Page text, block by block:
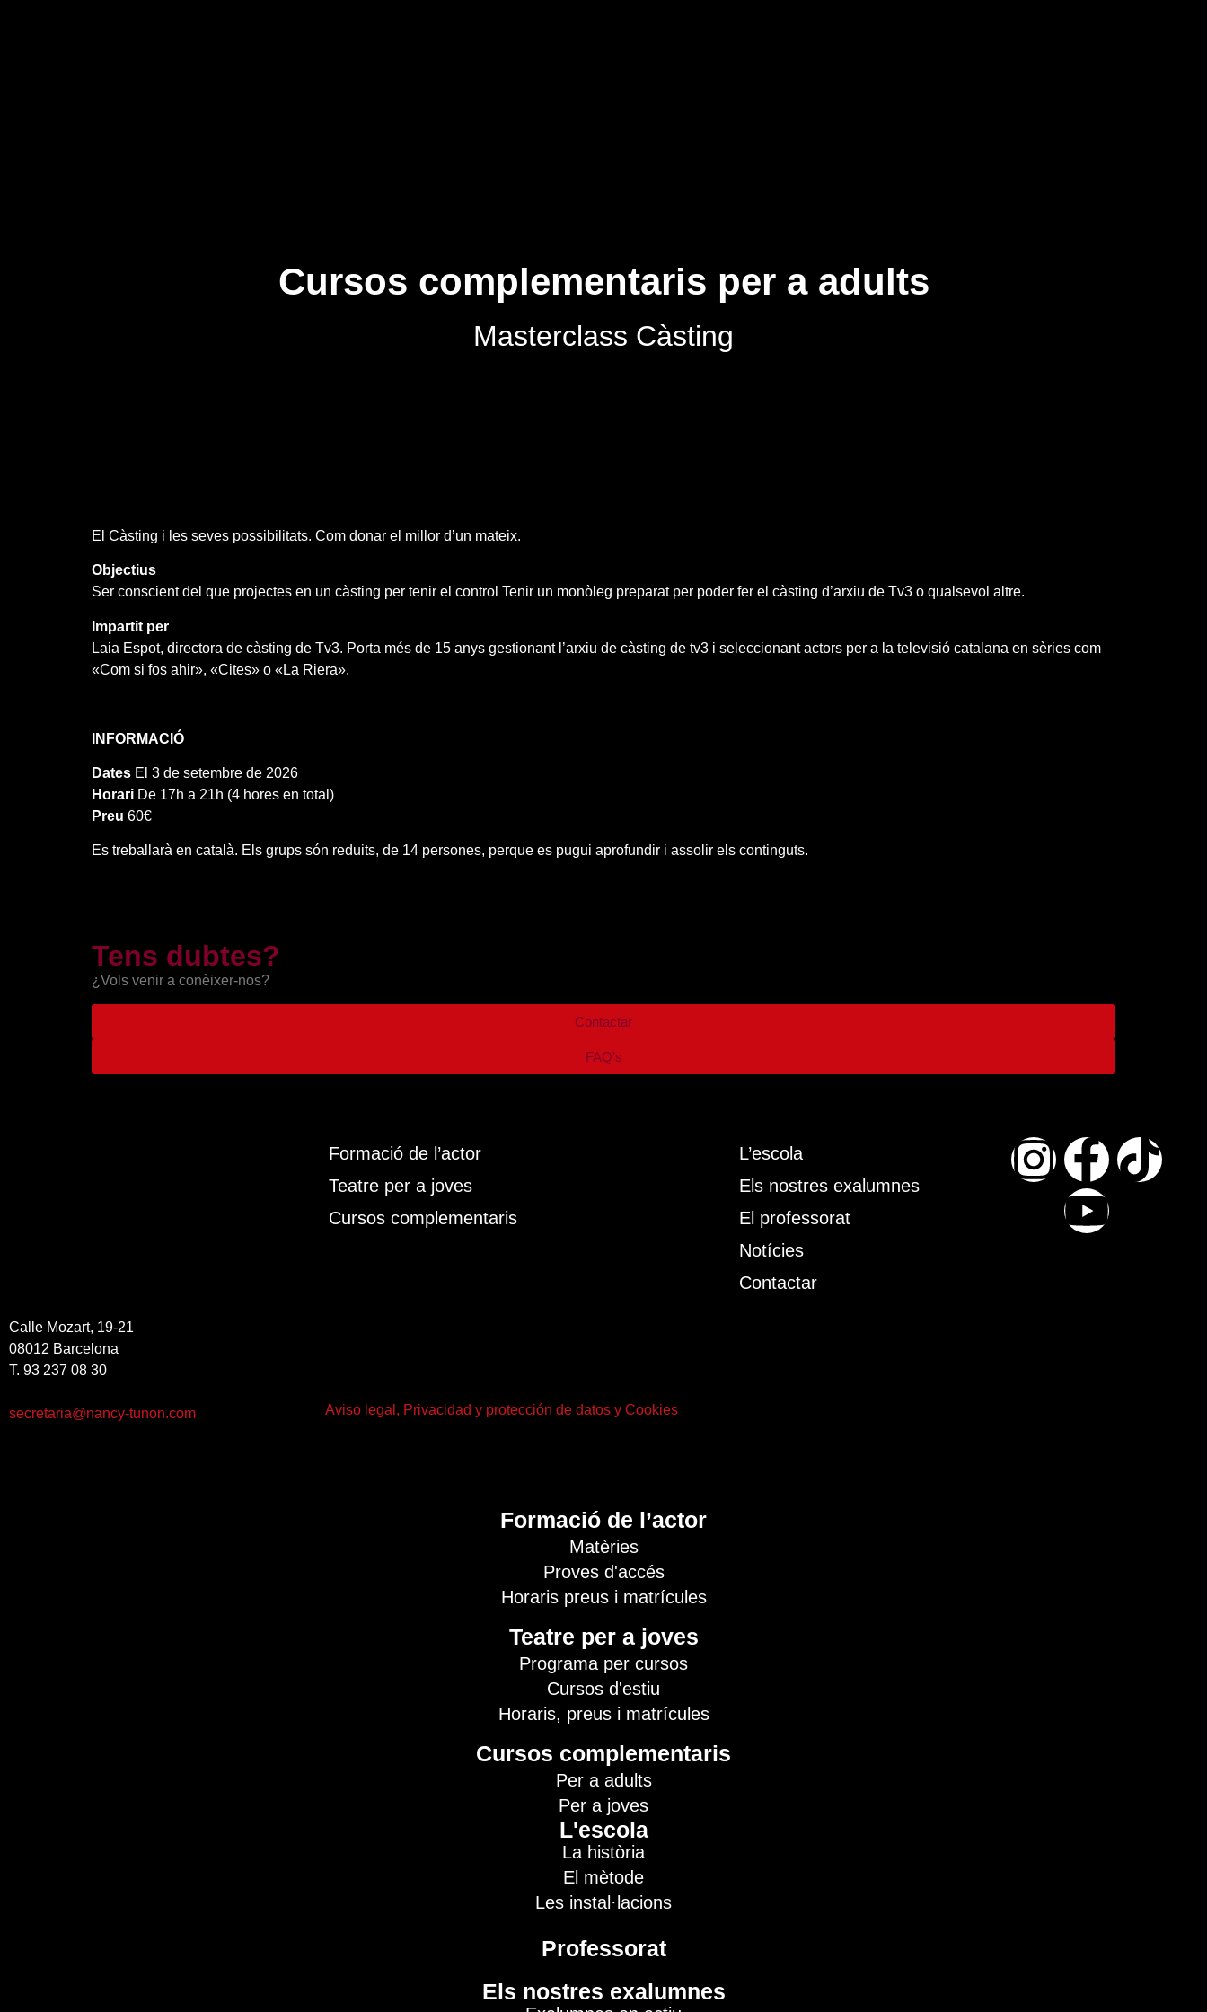
Cursos complementaris per a adults
Masterclass Càsting
El Càsting i les seves possibilitats. Com donar el millor d’un mateix.
Objectius
Ser conscient del que projectes en un càsting per tenir el control Tenir un monòleg preparat per poder fer el càsting d’arxiu de Tv3 o qualsevol altre.
Impartit per
Laia Espot, directora de càsting de Tv3. Porta més de 15 anys gestionant l’arxiu de càsting de tv3 i seleccionant actors per a la televisió catalana en sèries com
«Com si fos ahir», «Cites» o «La Riera».
INFORMACIÓ
Dates El 3 de setembre de 2026
Horari De 17h a 21h (4 hores en total)
Preu 60€
Es treballarà en català. Els grups són reduits, de 14 persones, perque es pugui aprofundir i assolir els continguts.
Tens dubtes?
¿Vols venir a conèixer-nos?
Contactar
FAQ's
Formació de l’actor
Teatre per a joves
Cursos complementaris
L’escola
Els nostres exalumnes
El professorat
Notícies
Contactar
Calle Mozart, 19-21
08012 Barcelona
T. 93 237 08 30
secretaria@nancy-tunon.com Aviso legal, Privacidad y protección de datos y Cookies
Formació de l’actor
Matèries
Proves d'accés
Horaris preus i matrícules
Teatre per a joves
Programa per cursos
Cursos d'estiu
Horaris, preus i matrícules
Cursos complementaris
Per a adults
Per a joves
L'escola
La història
El mètode
Les instal·lacions
Professorat
Els nostres exalumnes